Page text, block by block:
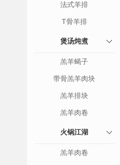
法式羊排
T骨羊排
煲汤炖煮
羔羊蝎子
带骨羔羊肉块
羔羊排块
羔羊肉卷
火锅江湖
羔羊肉卷